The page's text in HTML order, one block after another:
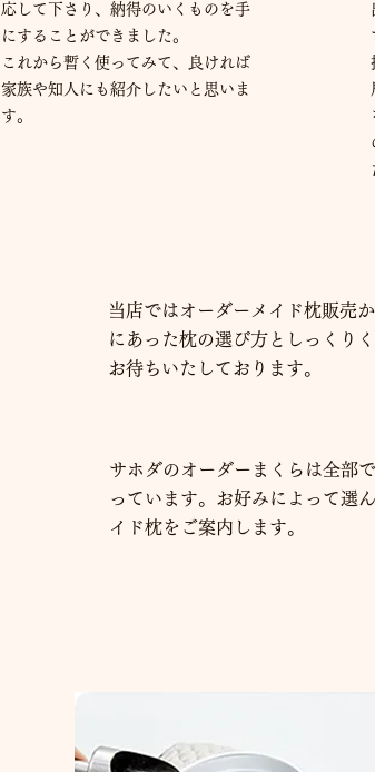
応して下さり、納得のいくものを手
にすることができました。
これから暫く使ってみて、良ければ
家族や知人にも紹介したいと思いま
す。
当店ではオーダーメイド枕販売
にあった枕の選び方としっくり
お待ちいたしております。
サホダのオーダーまくらは全部
っています。お好みによって選
イド枕をご案内します。